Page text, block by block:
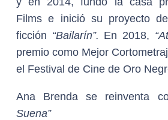
Films e inició su proyecto
ficción “Bailarín”. En 2018,
premio como Mejor
el Festival de Cine de Oro
Ana Brenda se reinventa
Suena”